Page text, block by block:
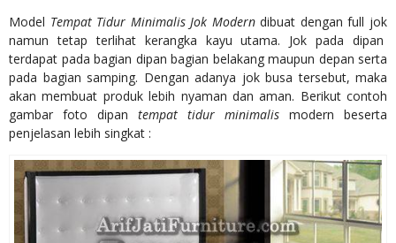
Model Tempat Tidur Minimalis Jok Moderndibuat dengan full jok
namun tetap terlihat kerangka kayu utama. Jok pada dipan
terdapat pada bagian dipan bagian belakang maupun depan serta
pada bagian samping. Dengan adanya jok busa tersebut, maka
akan membuat produk lebih nyaman dan aman. Berikut contoh
gambar foto dipan tempat tidur minimalis modern beserta
penjelasan lebih singkat :